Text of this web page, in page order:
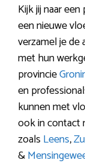
Kijk jij naar
een nieuwe
verzamel je de
met hun
provincie
en
kunnen met
ook in contact
zoals Leens,
&